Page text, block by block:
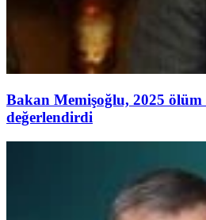
Bakan Memişoğlu, 2025
değerlendirdi